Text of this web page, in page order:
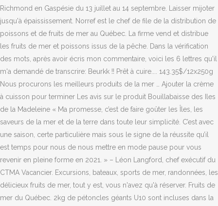
Richmond en Gaspésie du 13 juillet au 14 septembre. Laisser mijoter
jusqu'à épaississement. Norref est le chef de file de la distribution de
poissons et de fruits de mer au Québec. La firme vend et distribue
les fruits de mer et poissons issus de la pêche. Dans la vérification
des mots, après avoir écris mon commentaire, voici les 6 lettres qu'il
m'a demandé de transcrire: Beurkk !! Prêt à cuire.... 143.35$/12x250g
Nous procurons les meilleurs produits de la mer … Ajouter la crème
à cuisson pour terminer Les avis sur le produit Bouillabaisse des Iles
de la Madeleine « Ma promesse, c’est de faire goûter les Îles, les
saveurs de la mer et de la terre dans toute leur simplicité. C’est avec
une saison, certe particulière mais sous le signe de la réussite qu’il
est temps pour nous de nous mettre en mode pause pour vous
revenir en pleine forme en 2021. » – Léon Langford, chef exécutif du
CTMA Vacancier. Excursions, bateaux, sports de mer, randonnées, les
délicieux fruits de mer, tout y est, vous n'avez qu'à réserver. Fruits de
mer du Québec. 2kg de pétoncles géants U10 sont incluses dans la